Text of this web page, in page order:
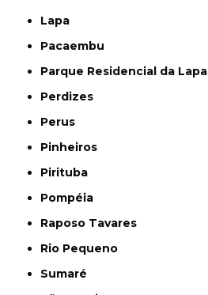
Lapa
Pacaembu
Parque Residencial da Lapa
Perdizes
Perus
Pinheiros
Pirituba
Pompéia
Raposo Tavares
Rio Pequeno
Sumaré